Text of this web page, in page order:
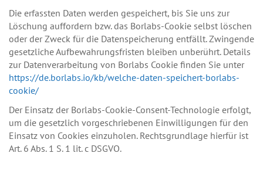
Die erfassten Daten werden gespeichert, bis Sie uns zur
Löschung auffordern bzw. das Borlabs-Cookie selbst löschen
oder der Zweck für die Datenspeicherung entfällt. Zwingende
gesetzliche Aufbewahrungsfristen bleiben unberührt. Details
zur Datenverarbeitung von Borlabs Cookie finden Sie unter
https://de.borlabs.io/kb/welche-daten-speichert-borlabs-
cookie/
Der Einsatz der Borlabs-Cookie-Consent-Technologie erfolgt,
um die gesetzlich vorgeschriebenen Einwilligungen für den
Einsatz von Cookies einzuholen. Rechtsgrundlage hierfür ist
Art. 6 Abs. 1 S. 1 lit. c DSGVO.